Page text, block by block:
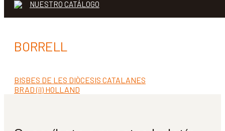
NUESTRO CATÁLOGO
BORRELL
Navegación
de
Anterior:
BISBES DE LES DIÒCESIS CATALANES
Siguiente:
BRAD (il) HOLLAND